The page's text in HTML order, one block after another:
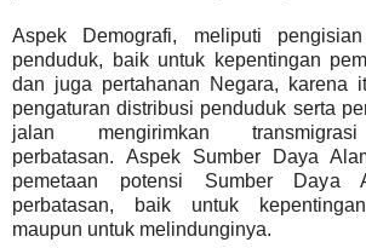
Aspek Demografi, meliputi
penduduk, baik untuk kepentingan
dan juga pertahanan Negara, karena
pengaturan distribusi penduduk serta
jalan mengirimkan
perbatasan. Aspek Sumber Daya
pemetaan potensi Sumber Daya
perbatasan, baik untuk
maupun untuk melindunginya.